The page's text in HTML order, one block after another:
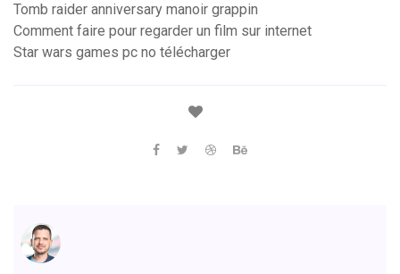
Tomb raider anniversary manoir grappin
Comment faire pour regarder un film sur internet
Star wars games pc no télécharger